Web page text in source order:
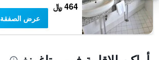
464 ﷼
عرض الصفقة